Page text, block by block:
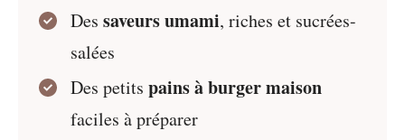
Dessaveurs umami, riches et sucrées-
salées
Des petitspains à burger maison
faciles à préparer